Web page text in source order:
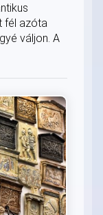
fél azóta
váljon. A